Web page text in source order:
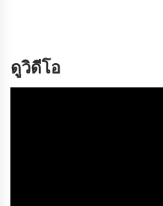
ดูวิดีโอ